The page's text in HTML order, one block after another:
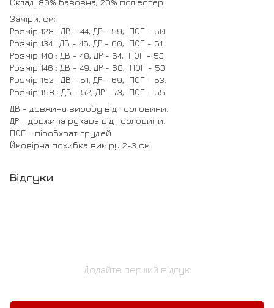
Склад: 80% бавовна, 20% поліестер.
Заміри, см:
Розмір 128 : ДВ - 44, ДР - 59, ПОГ - 50.
Розмір 134 : ДВ - 46, ДР - 60, ПОГ - 51.
Розмір 140 : ДВ - 48, ДР - 64, ПОГ - 53.
Розмір 146 : ДВ - 49, ДР - 68, ПОГ - 53.
Розмір 152 : ДВ - 51, ДР - 69, ПОГ - 53.
Розмір 158 : ДВ - 52, ДР - 73, ПОГ - 55.
ДВ - довжина виробу від горловини.
ДР - довжина рукава від горловини.
ПОГ - півобхват грудей.
Ймовірна похибка виміру 2-3 см.
Відгуки
Додайте перший відгук